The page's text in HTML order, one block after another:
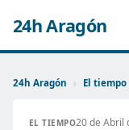
24h Aragón
24h Aragón › El tiempo
EL TIEMPO20 de Abril